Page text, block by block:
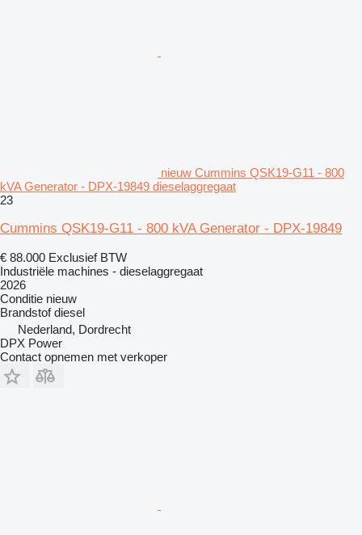
nieuw Cummins QSK19-G11 - 800
kVA Generator - DPX-19849 dieselaggregaat
23
Cummins QSK19-G11 - 800 kVA Generator - DPX-19849
€ 88.000 Exclusief BTW
Industriële machines - dieselaggregaat
2026
Conditie nieuw
Brandstof diesel
Nederland, Dordrecht
DPX Power
Contact opnemen met verkoper